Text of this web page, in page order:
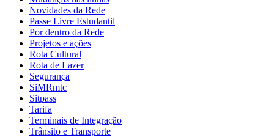
Novidades da Rede
Passe Livre Estudantil
Por dentro da Rede
Projetos e ações
Rota Cultural
Rota de Lazer
Segurança
SiMRmtc
Sitpass
Tarifa
Terminais de Integração
Trânsito e Transporte